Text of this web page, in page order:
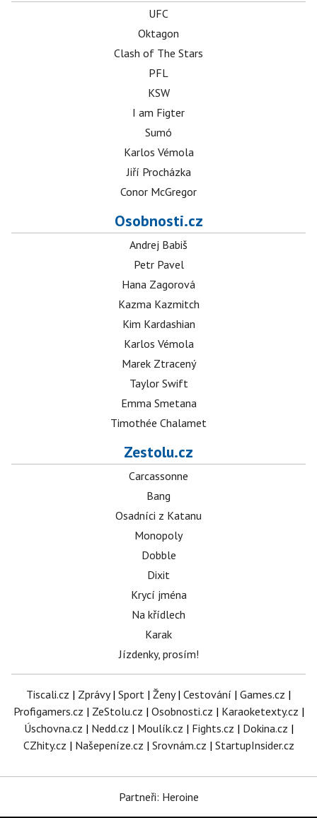
UFC
Oktagon
Clash of The Stars
PFL
KSW
I am Figter
Sumó
Karlos Vémola
Jiří Procházka
Conor McGregor
Osobnosti.cz
Andrej Babiš
Petr Pavel
Hana Zagorová
Kazma Kazmitch
Kim Kardashian
Karlos Vémola
Marek Ztracený
Taylor Swift
Emma Smetana
Timothée Chalamet
Zestolu.cz
Carcassonne
Bang
Osadníci z Katanu
Monopoly
Dobble
Dixit
Krycí jména
Na křídlech
Karak
Jízdenky, prosím!
Tiscali.cz | Zprávy| Sport | Ženy| Cestování | Games.cz |
Profigamers.cz | ZeStolu.cz | Osobnosti.cz | Karaoketexty.cz |
Úschovna.cz | Nedd.cz | Moulík.cz | Fights.cz | Dokina.cz |
CZhity.cz | Našepeníze.cz | Srovnám.cz | StartupInsider.cz
Partneři: Heroine